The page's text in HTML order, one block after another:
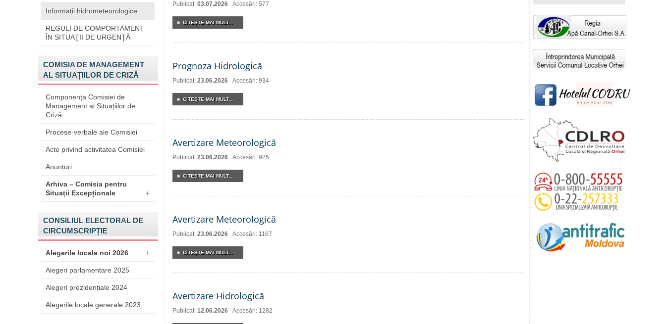
Informații hidrometeorologice
REGULI DE COMPORTAMENT
ÎN SITUAŢII DE URGENŢĂ
COMISIA DE MANAGEMENT
AL SITUAȚIILOR DE CRIZĂ
Componența Comisiei de
Management al Situațiilor de
Criză
Procese-verbale ale Comisiei
Acte privind activitatea Comisiei
Anunțuri
Arhiva – Comisia pentru
Situații Excepționale
+
CONSILIUL ELECTORAL DE
CIRCUMSCRIPȚIE
Alegerile locale noi 2026 +
Alegeri parlamentare 2025
Alegeri prezidențiale 2024
Alegerile locale generale 2023
Publicat: 03.07.2026 Accesări: 577
CITEŞTE MAI MULT...
Prognoza Hidrologică
Publicat: 23.06.2026 Accesări: 934
CITEŞTE MAI MULT...
Avertizare Meteorologică
Publicat: 23.06.2026 Accesări: 925
CITEŞTE MAI MULT...
Avertizare Meteorologică
Publicat: 23.06.2026 Accesări: 1167
CITEŞTE MAI MULT...
Avertizare Hidrologică
Publicat: 12.06.2026 Accesări: 1282